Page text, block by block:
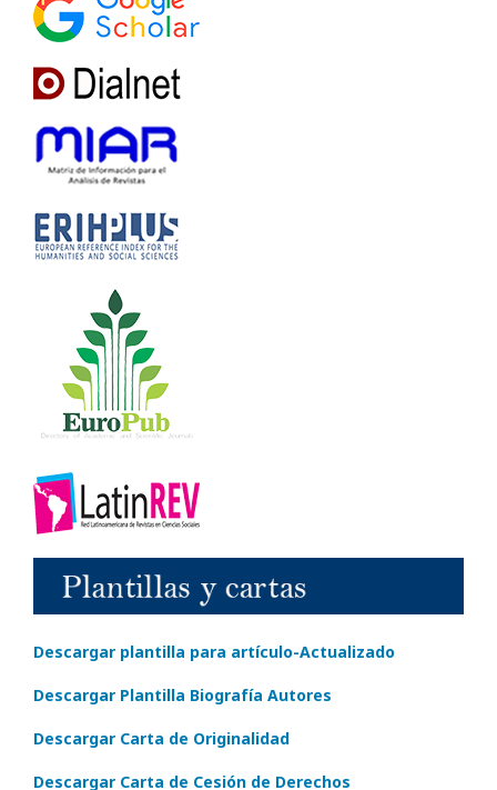
Descargar plantilla para artículo-Actualizado
Descargar Plantilla Biografía Autores
Descargar Carta de Originalidad
Descargar Carta de Cesión de Derechos